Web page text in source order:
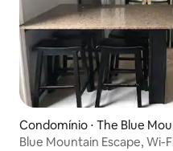
Condomínio ⋅ The Blue
Blue Mountain Escape,